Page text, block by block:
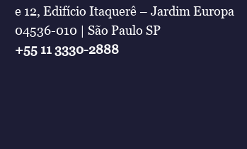
e 12, Edifício Itaquerê – Jardim Europa
04536-010 | São Paulo SP
+55 11 3330-2888